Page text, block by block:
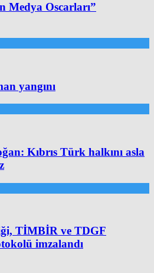
Medya Oscarları”
yangını
Kıbrıs Türk halkını asla
TİMBİR ve TDGF
imzalandı